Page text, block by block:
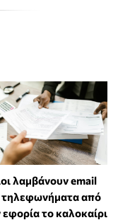
λαμβάνουν email
τηλεφωνήματα από
εφορία το καλοκαίρι